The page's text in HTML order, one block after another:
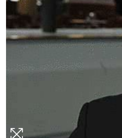
MITBESTIMMUNG
MITGLIEDSCHAFT & SERVICE